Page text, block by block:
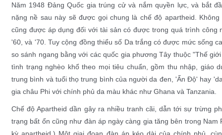
Năm 1948 Đảng Quốc gia trúng cử và nắm quyền lực, và bắt
nặng nề sau này sẽ được gọi chung là chế độ apartheid .
cũng được áp dụng đối với tài sản có được trong quá trình công
'60, và '70. Tuy cộng đồng thiểu số Da trắng có được mức sống
so sánh ngang bằng với các quốc gia phương Tây thuộc "Thế
tình trạng nghèo khổ theo mọi tiêu chuẩn, gồm thu nhập, giáo
trung bình và tuổi thọ trung bình của người da đen, 'Ấn Độ' hay
gia châu Phi với chính phủ da màu khác như Ghana và Tanzania
Chế độ Apartheid dần gây ra nhiều tranh cãi, dẫn tới sự trừng
trạng bất ổn cũng như đàn áp ngày càng gia tăng bên trong Nam
kỳ apartheid .) Một giai đoạn đàn áp kéo dài của chính phủ,